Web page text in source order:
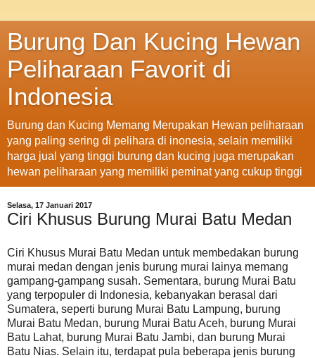
Burung Dan Kucing Hewan
Peliharaan Favorit di
Indonesia
Burung dan Kucing Memang Merupakan Hewan peliharaan
yang paling sering di pelihara di inonesia, selain memiliki
harga jual yang tinggi burung dan kucing juga merupakan
hewan peliharaan yang memiliki peminat yang cukup tinggi
Selasa, 17 Januari 2017
Ciri Khusus Burung Murai Batu Medan
Ciri Khusus Murai Batu Medan untuk membedakan burung
murai medan dengan jenis burung murai lainya memang
gampang-gampang susah. Sementara, burung Murai Batu
yang terpopuler di Indonesia, kebanyakan berasal dari
Sumatera, seperti burung Murai Batu Lampung, burung
Murai Batu Medan, burung Murai Batu Aceh, burung Murai
Batu Lahat, burung Murai Batu Jambi, dan burung Murai
Batu Nias. Selain itu, terdapat pula beberapa jenis burung